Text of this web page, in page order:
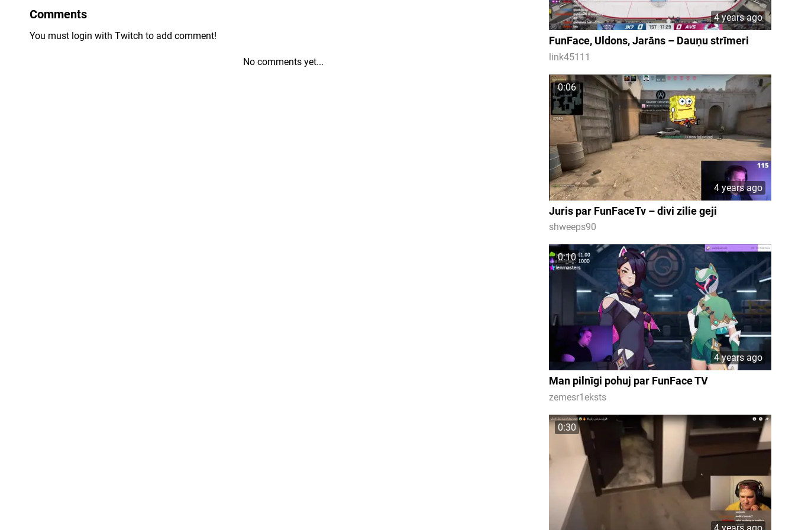
Comments
You must login with Twitch to add comment!
No comments yet...
4 years ago
FunFace, Uldons, Jarāns – Dauņu strīmeri
link45111
0:06
4 years ago
Juris par FunFaceTv – divi zilie geji
shweeps90
0:10
4 years ago
Man pilnīgi pohuj par FunFace TV
zemesr1eksts
0:30